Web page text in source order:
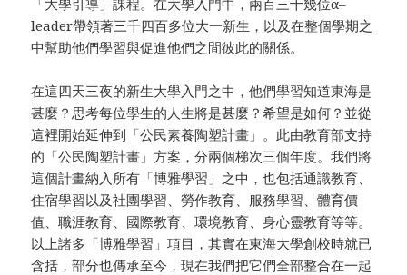
leader帶領著三千四百多位大一新生，以及在整個學期之
中幫助他們學習與促進他們之間彼此的關係。
在這四天三夜的新生大學入門之中，他們學習知道東海是
甚麼？思考每位學生的人生將是甚麼？希望是如何？並從
這裡開始延伸到「公民素養陶塑計畫」。此由教育部支持
的「公民陶塑計畫」方案，分兩個梯次三個年度。我們將
這個計畫納入所有「博雅學習」之中，也包括通識教育、
住宿學習以及社團學習、勞作教育、服務學習、體育價
值、職涯教育、國際教育、環境教育、身心靈教育等等。
以上諸多「博雅學習」項目，其實在東海大學創校時就已
含括，部分也傳承至今，現在我們把它們全部整合在一起